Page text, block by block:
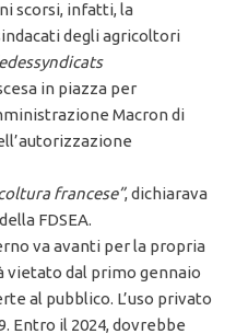
scorsi, infatti, la
degli agricoltori
in piazza per
Macron di
francese”, dichiarava
FDSEA.
va avanti per la propria
vietato dal primo gennaio
al pubblico. L’uso privato
Entro il 2024, dovrebbe